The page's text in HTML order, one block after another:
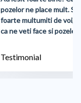
pozelor ne place mult.
foarte multumiti de voi,
ca ne veti face si pozele
Testimonial